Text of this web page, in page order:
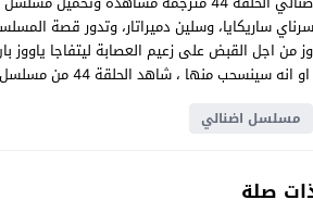
ساريكايا، وسلين دميراتار، وتدور قصة
من اجل القبض على زعيم العصابة ليتفاجا
، شاهد الحلقة 44 من مسلسل اضنالي التركي بالترجمة العربية حصرياً على موقع قصة عشق.
مسلسل اضنالي
صلة